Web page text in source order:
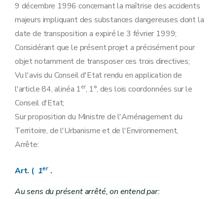
9 décembre 1996 concernant la maîtrise des accidents
majeurs impliquant des substances dangereuses dont la
date de transposition a expiré le 3 février 1999;
Considérant que le présent projet a précisément pour
objet notamment de transposer ces trois directives;
Vu l'avis du Conseil d'Etat rendu en application de
l'article 84, alinéa 1er, 1°, des lois coordonnées sur le
Conseil d'Etat;
Sur proposition du Ministre de l'Aménagement du
Territoire, de l'Urbanisme et de l'Environnement,
Arrête:
Art. ( 1er .
Au sens du présent arrêté, on entend par: